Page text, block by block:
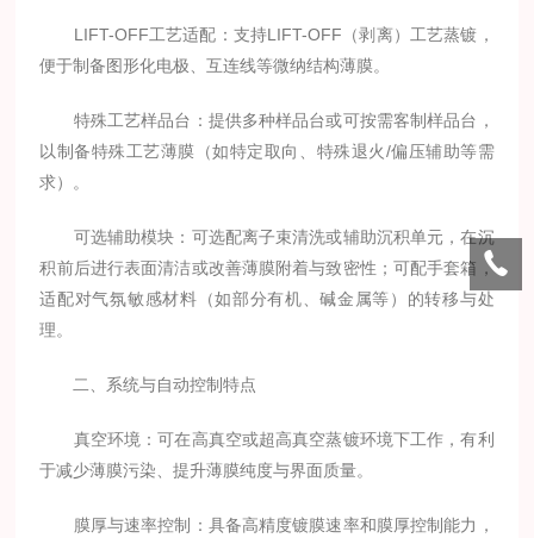
LIFT-OFF工艺适配：支持LIFT-OFF（剥离）工艺蒸镀，
便于制备图形化电极、互连线等微纳结构薄膜。
特殊工艺样品台：提供多种样品台或可按需客制样品台，
以制备特殊工艺薄膜（如特定取向、特殊退火/偏压辅助等需
求）。
可选辅助模块：可选配离子束清洗或辅助沉积单元，在沉
积前后进行表面清洁或改善薄膜附着与致密性；可配手套箱，
适配对气氛敏感材料（如部分有机、碱金属等）的转移与处
理。
二、系统与自动控制特点
真空环境：可在高真空或超高真空蒸镀环境下工作，有利
于减少薄膜污染、提升薄膜纯度与界面质量。
膜厚与速率控制：具备高精度镀膜速率和膜厚控制能力，